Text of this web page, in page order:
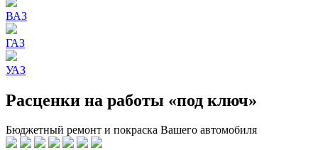
ВАЗ
ГАЗ
УАЗ
Расценки на работы «под ключ»
Бюджетный ремонт и покраска Вашего автомобиля